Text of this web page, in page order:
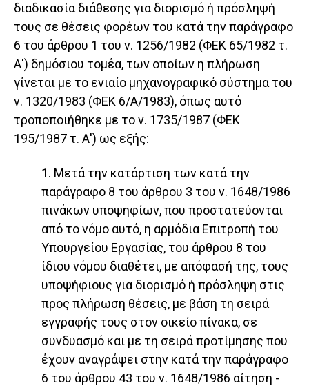
διαδικασία διάθεσης για διορισμό ή πρόσληψή
τους σε θέσεις φορέων του κατά την παράγραφο
6 του άρθρου 1 του ν. 1256/1982 (ΦΕΚ 65/1982 τ.
Α') δημόσιου τομέα, των οποίων η πλήρωση
γίνεται με το ενιαίο μηχανογραφικό σύστημα του
ν. 1320/1983 (ΦΕΚ 6/Α/1983), όπως αυτό
τροποποιήθηκε με το ν. 1735/1987 (ΦΕΚ
195/1987 τ. Α') ως εξής:
1. Μετά την κατάρτιση των κατά την
παράγραφο 8 του άρθρου 3 του ν. 1648/1986
πινάκων υποψηφίων, που προστατεύονται
από το νόμο αυτό, η αρμόδια Επιτροπή του
Υπουργείου Εργασίας, του άρθρου 8 του
ίδιου νόμου διαθέτει, με απόφασή της, τους
υποψήφιους για διορισμό ή πρόσληψη στις
προς πλήρωση θέσεις, με βάση τη σειρά
εγγραφής τους στον οικείο πίνακα, σε
συνδυασμό και με τη σειρά προτίμησης που
έχουν αναγράψει στην κατά την παράγραφο
6 του άρθρου 43 του ν. 1648/1986 αίτηση -